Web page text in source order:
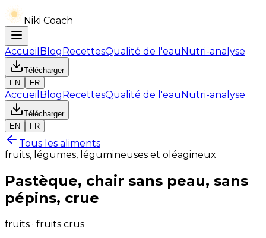
Niki Coach
Accueil BlogRecettesQualité de l'eauNutri-analyse
Télécharger
EN
FR
Accueil BlogRecettesQualité de l'eauNutri-analyse
Télécharger
EN
FR
Tous les aliments
fruits, légumes, légumineuses et oléagineux
Pastèque, chair sans peau, sans
pépins, crue
fruits · fruits crus